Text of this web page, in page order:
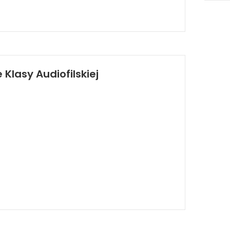
Klasy Audiofilskiej